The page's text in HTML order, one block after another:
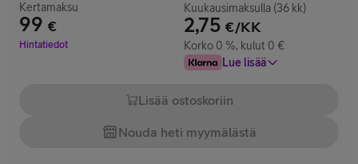
Kertamaksu
99 €
Hinta 99 €
Hintatiedot
Kuukausimaksulla (36 kk)
2,75 €/KK
Korko 0 %, kulut 0 €
Lue lisää
Lisää ostoskoriin
Nouda heti myymälästä